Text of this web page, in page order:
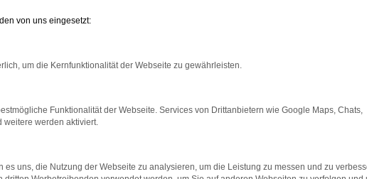
bestimmter Seiten verhindern. Funktioniert die Seite in einem
beheben.
auf dem neuesten Stand sind.
von uns eingesetzt:
um die Kernfunktionalität der Webseite zu gewährleisten.
Funktionalität der Webseite. Services von Drittanbietern wie Google Maps, Chats,
weitere werden aktiviert.
es uns, die Nutzung der Webseite zu analysieren, um die Leistung zu messen und zu